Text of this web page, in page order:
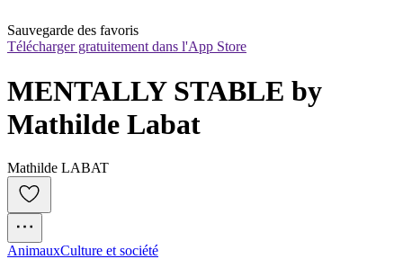
Sauvegarde des favoris
Télécharger gratuitement dans l'App Store
MENTALLY STABLE by
Mathilde Labat
Mathilde LABAT
AnimauxCulture et société